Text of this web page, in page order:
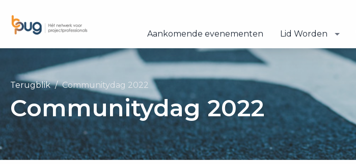
Aankomende evenementen Lid Worden
Terugblik Communitydag 2022
Communitydag 2022